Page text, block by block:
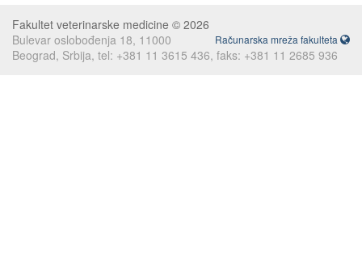
Fakultet veterinarske medicine © 2026
Računarska mreža fakulteta
Bulevar oslobođenja 18, 11000
Beograd, Srbija, tel: +381 11 3615 436, faks: +381 11 2685 936